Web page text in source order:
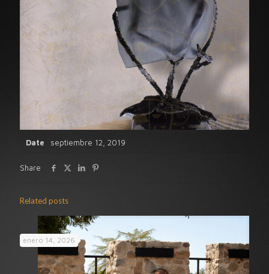
Date septiembre 12, 2019
Share
Related posts
enero 14, 2026